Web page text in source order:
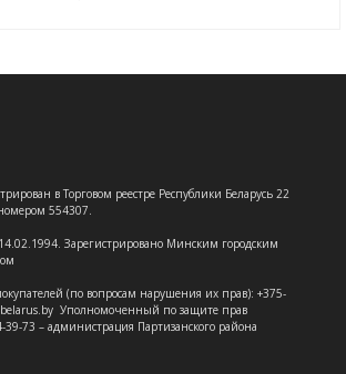
в Торговом реестре Республики Беларусь 22
554307.
Зарегистрировано Минским городским
(по вопросам нарушения их прав): +375-
Уполномоченный по защите прав
39-73 – администрация Партизанского района